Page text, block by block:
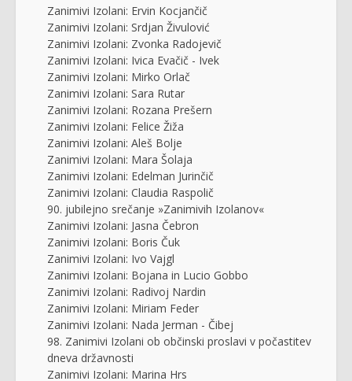
Zanimivi Izolani: Ervin Kocjančič
Zanimivi Izolani: Srdjan Živulović
Zanimivi Izolani: Zvonka Radojevič
Zanimivi Izolani: Ivica Evačič - Ivek
Zanimivi Izolani: Mirko Orlač
Zanimivi Izolani: Sara Rutar
Zanimivi Izolani: Rozana Prešern
Zanimivi Izolani: Felice Žiža
Zanimivi Izolani: Aleš Bolje
Zanimivi Izolani: Mara Šolaja
Zanimivi Izolani: Edelman Jurinčič
Zanimivi Izolani: Claudia Raspolič
90. jubilejno srečanje »Zanimivih Izolanov«
Zanimivi Izolani: Jasna Čebron
Zanimivi Izolani: Boris Čuk
Zanimivi Izolani: Ivo Vajgl
Zanimivi Izolani: Bojana in Lucio Gobbo
Zanimivi Izolani: Radivoj Nardin
Zanimivi Izolani: Miriam Feder
Zanimivi Izolani: Nada Jerman - Čibej
98. Zanimivi Izolani ob občinski proslavi v počastitev
dneva državnosti
Zanimivi Izolani: Marina Hrs